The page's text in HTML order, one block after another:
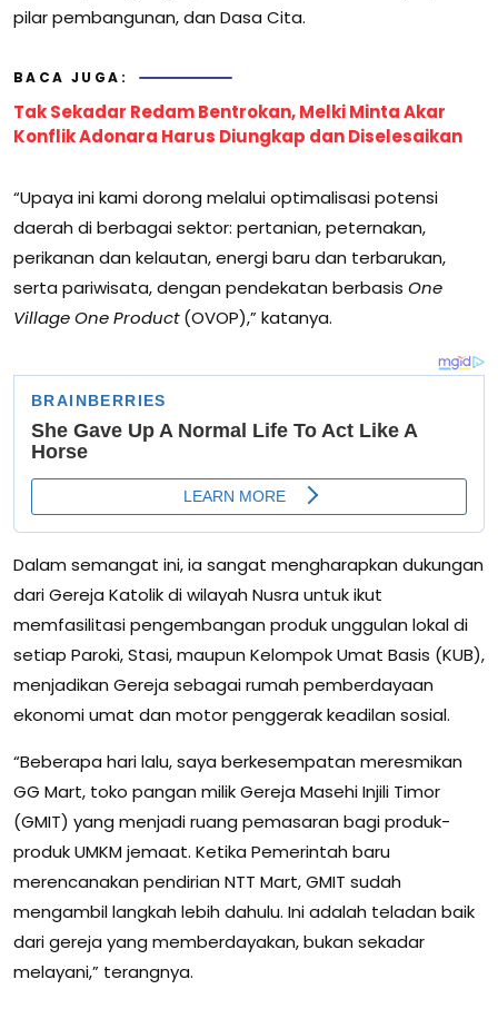
pilar pembangunan, dan Dasa Cita.
BACA JUGA:
Tak Sekadar Redam Bentrokan, Melki Minta Akar
Konflik Adonara Harus Diungkap dan Diselesaikan
“Upaya ini kami dorong melalui optimalisasi potensi
daerah di berbagai sektor: pertanian, peternakan,
perikanan dan kelautan, energi baru dan terbarukan,
serta pariwisata, dengan pendekatan berbasis One
Village One Product(OVOP),” katanya.
Dalam semangat ini, ia sangat mengharapkan dukungan
dari Gereja Katolik di wilayah Nusra untuk ikut
memfasilitasi pengembangan produk unggulan lokal di
setiap Paroki, Stasi, maupun Kelompok Umat Basis (KUB),
menjadikan Gereja sebagai rumah pemberdayaan
ekonomi umat dan motor penggerak keadilan sosial.
“Beberapa hari lalu, saya berkesempatan meresmikan
GG Mart, toko pangan milik Gereja Masehi Injili Timor
(GMIT) yang menjadi ruang pemasaran bagi produk-
produk UMKM jemaat. Ketika Pemerintah baru
merencanakan pendirian NTT Mart, GMIT sudah
mengambil langkah lebih dahulu. Ini adalah teladan baik
dari gereja yang memberdayakan, bukan sekadar
melayani,” terangnya.